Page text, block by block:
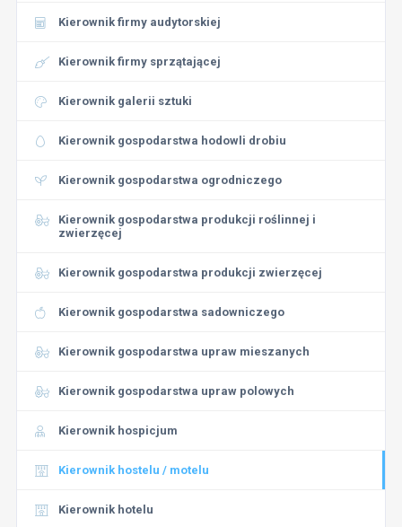
Kierownik firmy audytorskiej
Kierownik firmy sprzątającej
Kierownik galerii sztuki
Kierownik gospodarstwa hodowli drobiu
Kierownik gospodarstwa ogrodniczego
Kierownik gospodarstwa produkcji roślinnej i
zwierzęcej
Kierownik gospodarstwa produkcji zwierzęcej
Kierownik gospodarstwa sadowniczego
Kierownik gospodarstwa upraw mieszanych
Kierownik gospodarstwa upraw polowych
Kierownik hospicjum
Kierownik hostelu / motelu
Kierownik hotelu